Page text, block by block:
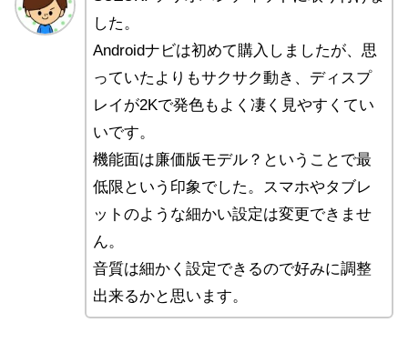
した。
Androidナビは初めて購入しましたが、思
っていたよりもサクサク動き、ディスプ
レイが2Kで発色もよく凄く見やすくてい
いです。
機能面は廉価版モデル？ということで最
低限という印象でした。スマホやタブレ
ットのような細かい設定は変更できませ
ん。
音質は細かく設定できるので好みに調整
出来るかと思います。